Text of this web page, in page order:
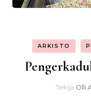
ARKISTO
Tekijä Olli